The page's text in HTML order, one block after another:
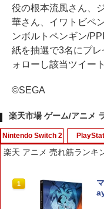
役の根本流風さん、
華さん、イワトビペ
ンボルトペンギン/
紙を抽選で3名にプ
ォローし該当ツイー
©SEGA
楽天市場 ゲーム/アニメ
Nintendo Switch 2
1
1
1
楽天 アニメ 売れ筋ランキ
1